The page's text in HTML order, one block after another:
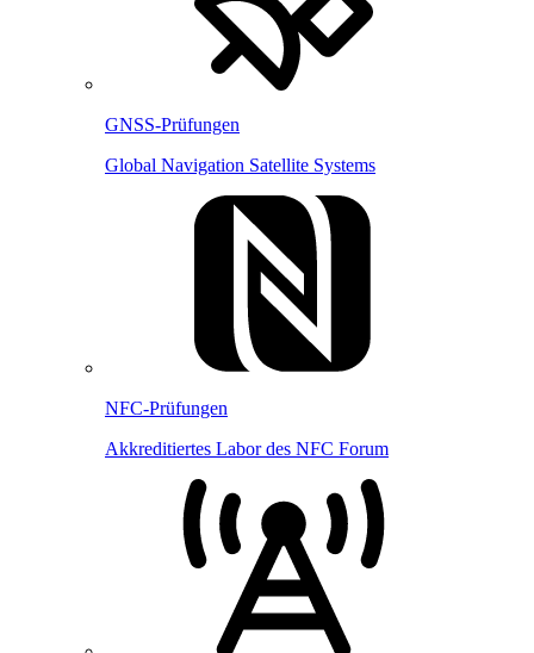
GNSS-Prüfungen
Global Navigation Satellite Systems
NFC-Prüfungen
Akkreditiertes Labor des NFC Forum